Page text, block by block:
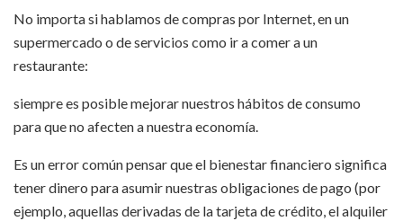
No importa si hablamos de compras por Internet, en un
supermercado o de servicios como ir a comer a un
restaurante:
siempre es posible mejorar nuestros hábitos de consumo
para que no afecten a nuestra economía.
Es un error común pensar que el bienestar financiero significa
tener dinero para asumir nuestras obligaciones de pago (por
ejemplo, aquellas derivadas de la tarjeta de crédito, el alquiler